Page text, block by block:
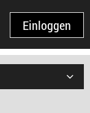
Einloggen